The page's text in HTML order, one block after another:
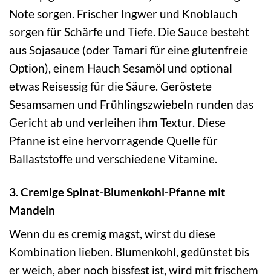
Note sorgen. Frischer Ingwer und Knoblauch
sorgen für Schärfe und Tiefe. Die Sauce besteht
aus Sojasauce (oder Tamari für eine glutenfreie
Option), einem Hauch Sesamöl und optional
etwas Reisessig für die Säure. Geröstete
Sesamsamen und Frühlingszwiebeln runden das
Gericht ab und verleihen ihm Textur. Diese
Pfanne ist eine hervorragende Quelle für
Ballaststoffe und verschiedene Vitamine.
3. Cremige Spinat-Blumenkohl-Pfanne mit
Mandeln
Wenn du es cremig magst, wirst du diese
Kombination lieben. Blumenkohl, gedünstet bis
er weich, aber noch bissfest ist, wird mit frischem